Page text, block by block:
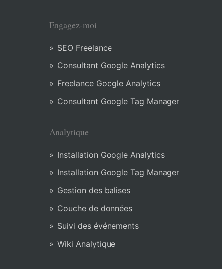
Engagez-moi
SEO Freelance
Consultant Google Analytics
Freelance Google Analytics
Consultant Google Tag Manager
Analytique
Installation Google Analytics
Installation Google Tag Manager
Gestion des balises
Couche de données
Suivi des événements
Wiki Analytique